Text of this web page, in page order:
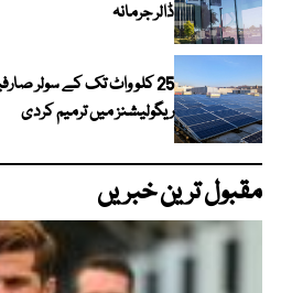
ڈالر جرمانہ
25 کلو واٹ تک کے سولر
ریگولیشنز میں ترمیم کردی
مقبول ترین خبریں